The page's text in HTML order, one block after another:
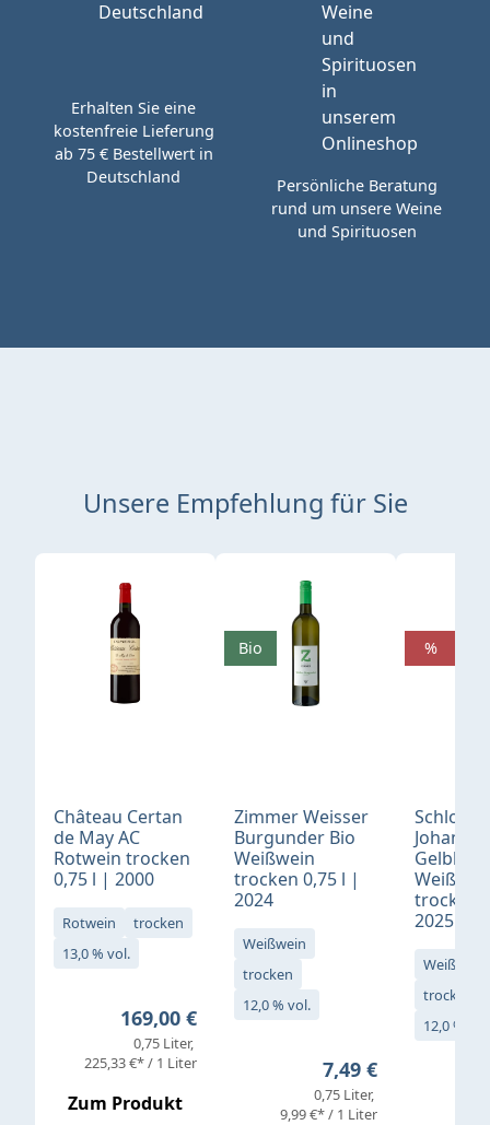
Erhalten Sie eine
kostenfreie Lieferung
ab 75 € Bestellwert in
Deutschland
Persönliche Beratung
rund um unsere Weine
und Spirituosen
Unsere Empfehlung für Sie
Produktgalerie überspringen
Château Certan
de May AC
Rotwein trocken
0,75 l | 2000
Rotwein
trocken
13,0 % vol.
Regulärer Preis:
169,00 €
0,75 Liter
225,33 €* / 1 Liter
Zum Produkt
Zimmer Weisser
Burgunder Bio
Weißwein
trocken 0,75 l |
2024
Weißwein
trocken
12,0 % vol.
Regulärer Preis:
7,49 €
0,75 Liter
9,99 €* / 1 Liter
Bio
Schloß
Gelblack
trocken
2025
Weißwein
trocken
12,0 % vol.
%